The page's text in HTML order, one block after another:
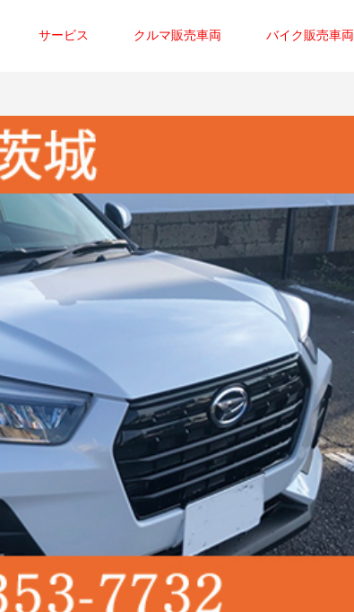
サービス クルマ販売車両 バイク販売車両